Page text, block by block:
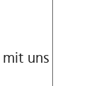
mit uns